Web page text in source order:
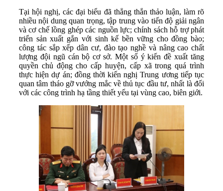
Tại hội nghị, các đại biểu đã thẳng thắn thảo luận, làm rõ
nhiều nội dung quan trọng, tập trung vào tiến độ giải ngân
và cơ chế lồng ghép các nguồn lực; chính sách hỗ trợ phát
triển sản xuất gắn với sinh kế bền vững cho đồng bào;
công tác sắp xếp dân cư, đào tạo nghề và nâng cao chất
lượng đội ngũ cán bộ cơ sở. Một số ý kiến đề xuất tăng
quyền chủ động cho cấp huyện, cấp xã trong quá trình
thực hiện dự án; đồng thời kiến nghị Trung ương tiếp tục
quan tâm tháo gỡ vướng mắc về thủ tục đầu tư, nhất là đối
với các công trình hạ tầng thiết yếu tại vùng cao, biên giới.